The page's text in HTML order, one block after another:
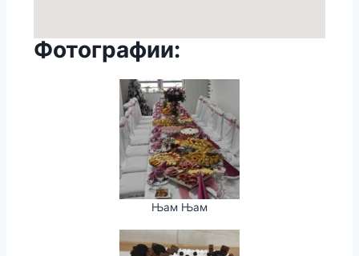
Фотографии:
Њам Њам